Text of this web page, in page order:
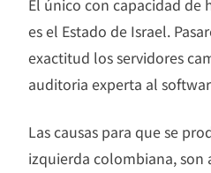
El único con capacidad de
es el Estado de Israel.
exactitud los servidores
auditoria experta al
Las causas para que se
izquierda colombiana, son